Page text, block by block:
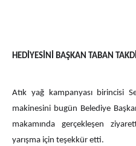
HEDİYESİNİ BAŞKAN TABAN
Atık yağ kampanyası birincisi
makinesini bugün Belediye
makamında gerçekleşen
yarışma için teşekkür etti.